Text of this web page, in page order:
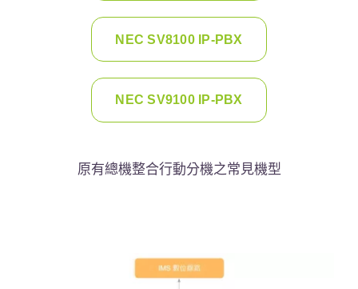
NEC SV8100 IP-PBX
NEC SV9100 IP-PBX
原有總機整合行動分機之常見機型